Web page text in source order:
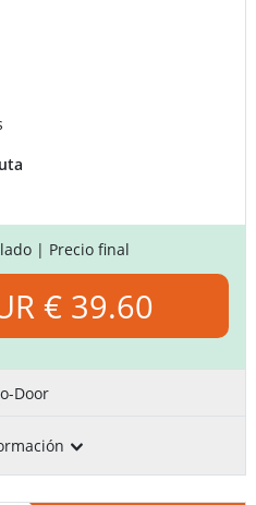
| Precio final
€ 39.60
Door